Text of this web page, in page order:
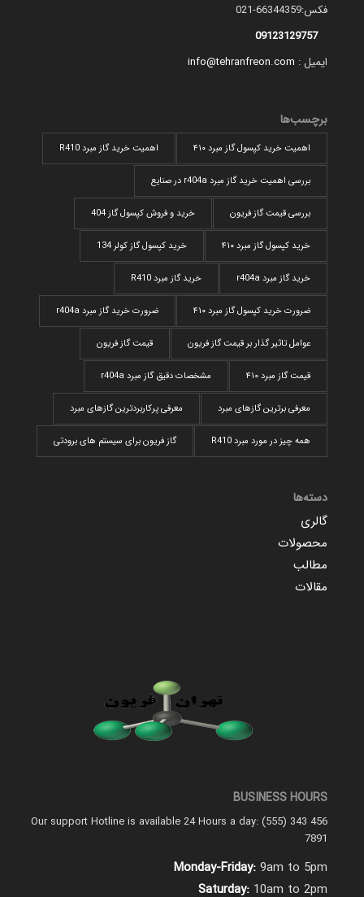
فکس:66344359-021
09123129757
ایمیل : info@tehranfreon.com
برچسب‌ها
اهمیت خرید کپسول گاز مبرد ۴۱۰ اهمیت خرید گاز مبرد R410
بررسی اهمیت خرید گاز مبرد r404a در صنایع
بررسی قیمت گاز فریون خرید و فروش کپسول گاز 404
خرید کپسول گاز مبرد ۴۱۰ خرید کپسول گاز کولر 134
خرید گاز مبرد r404a خرید گاز مبرد R410
ضرورت خرید کپسول گاز مبرد ۴۱۰ ضرورت خرید گاز مبرد r404a
عوامل تاثیر گذار بر قیمت گاز فریون قیمت گاز فریون
قیمت گاز مبرد ۴۱۰ مشخصات دقیق گاز مبرد r404a
معرفی برترین گازهای مبرد معرفی پرکاربردترین گاز‌های مبرد
همه چیز در مورد مبرد R410 گاز فریون برای سیستم های برودتی
دسته‌ها
گالری
محصولات
مطالب
مقالات
BUSINESS HOURS
Our support Hotline is available 24 Hours a day: (555) 343 456
7891
Monday-Friday: 9am to 5pm
Saturday: 10am to 2pm